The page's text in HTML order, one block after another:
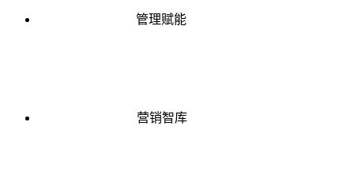
管理赋能
营销智库